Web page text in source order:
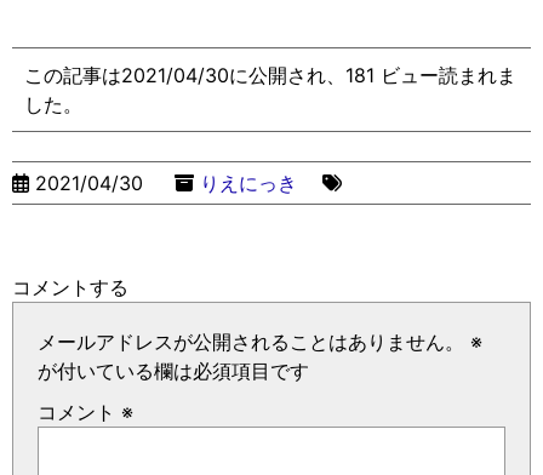
この記事は2021/04/30に公開され、181 ビュー読まれま
した。
2021/04/30 りえにっき
コメントする
メールアドレスが公開されることはありません。
※
が付いている欄は必須項目です
コメント ※